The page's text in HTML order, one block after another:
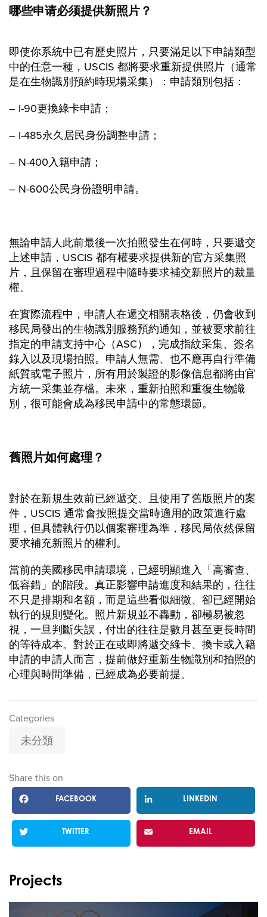
哪些申请必须提供新照片？
即使你系統中已有歷史照片，只要滿足以下申請類型
中的任意一種，USCIS 都將要求重新提供照片（通常
是在生物識別預約時現場采集）：申請類別包括：
– I-90更換綠卡申請；
– I-485永久居民身份調整申請；
– N-400入籍申請；
– N-600公民身份證明申請。
無論申請人此前最後一次拍照發生在何時，只要遞交
上述申請，USCIS 都有權要求提供新的官方采集照
片，且保留在審理過程中隨時要求補交新照片的裁量
權。
在實際流程中，申請人在遞交相關表格後，仍會收到
移民局發出的生物識別服務預約通知，並被要求前往
指定的申請支持中心（ASC），完成指紋采集、簽名
錄入以及現場拍照。申請人無需、也不應再自行準備
紙質或電子照片，所有用於製證的影像信息都將由官
方統一采集並存檔。未來，重新拍照和重復生物識
別，很可能會成為移民申請中的常態環節。
舊照片如何處理？
對於在新規生效前已經遞交、且使用了舊版照片的案
件，USCIS 通常會按照提交當時適用的政策進行處
理，但具體執行仍以個案審理為準，移民局依然保留
要求補充新照片的權利。
當前的美國移民申請環境，已經明顯進入「高審查、
低容錯」的階段。真正影響申請進度和結果的，往往
不只是排期和名額，而是這些看似細微、卻已經開始
執行的規則變化。照片新規並不轟動，卻極易被忽
視，一旦判斷失誤，付出的往往是數月甚至更長時間
的等待成本。對於正在或即將遞交綠卡、換卡或入籍
申請的申請人而言，提前做好重新生物識別和拍照的
心理與時間準備，已經成為必要前提。
Categories
未分類
Share this on
FACEBOOK LINKEDIN
TWITTER EMAIL
Projects